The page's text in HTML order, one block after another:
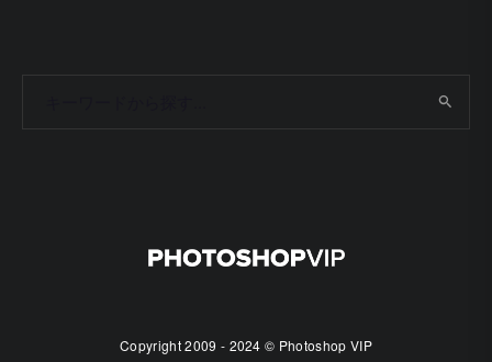
Copyright 2009 - 2024 © Photoshop VIP